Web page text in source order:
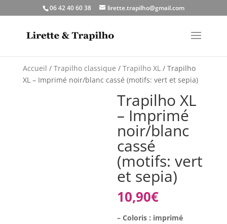
06 42 40 60 38 lirette.trapilho@gmail.com
Accueil / Trapilho classique / Trapilho XL/ Trapilho
XL – Imprimé noir/blanc cassé (motifs: vert et sepia)
Trapilho XL
– Imprimé
noir/blanc
cassé
(motifs: vert
et sepia)
10,90€
– Coloris : imprimé